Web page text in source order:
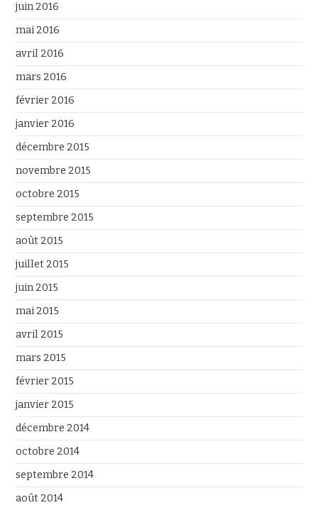
juin 2016
mai 2016
avril 2016
mars 2016
février 2016
janvier 2016
décembre 2015
novembre 2015
octobre 2015
septembre 2015
août 2015
juillet 2015
juin 2015
mai 2015
avril 2015
mars 2015
février 2015
janvier 2015
décembre 2014
octobre 2014
septembre 2014
août 2014